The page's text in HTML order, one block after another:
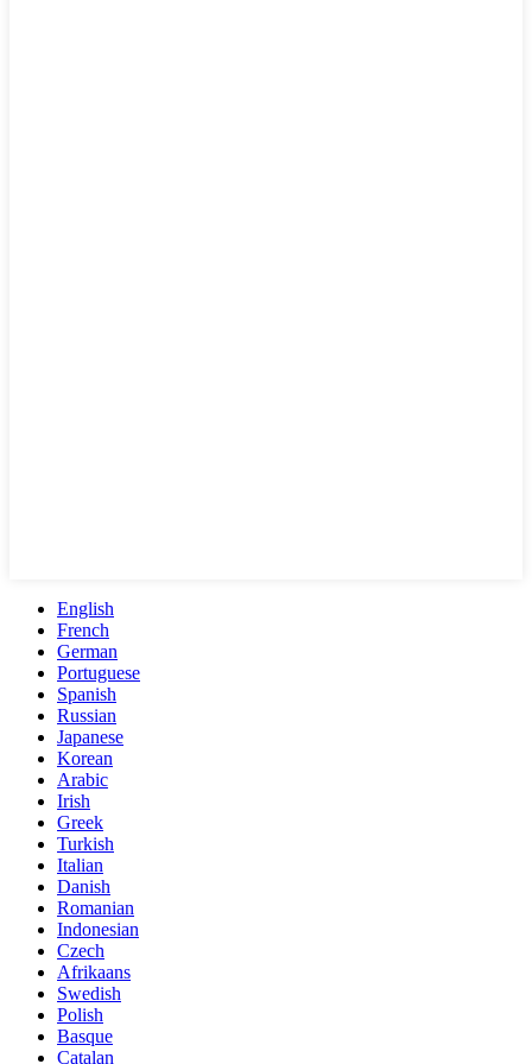
English
French
German
Portuguese
Spanish
Russian
Japanese
Korean
Arabic
Irish
Greek
Turkish
Italian
Danish
Romanian
Indonesian
Czech
Afrikaans
Swedish
Polish
Basque
Catalan